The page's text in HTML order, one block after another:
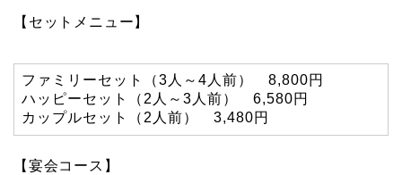
【セットメニュー】
ファミリーセット（3人～4人前） 8,800円
ハッピーセット（2人～3人前） 6,580円
カップルセット（2人前） 3,480円
【宴会コース】